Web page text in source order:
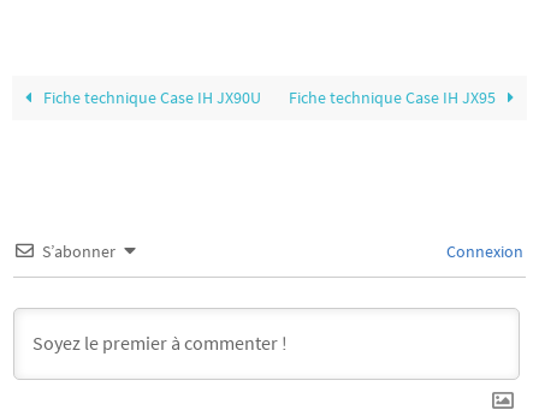
Fiche technique Case IH JX90U Fiche technique Case IH JX95
S’abonner Connexion